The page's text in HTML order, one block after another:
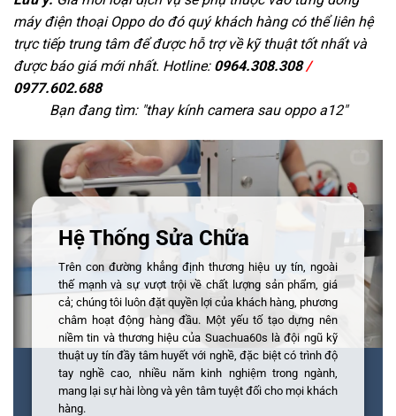
máy điện thoại Oppo do đó quý khách hàng có thể liên hệ
trực tiếp trung tâm để được hỗ trợ về kỹ thuật tốt nhất và
được báo giá mới nhất. Hotline: 0964.308.308/
0977.602.688
Bạn đang tìm: "thay kính camera sau oppo a12"
Hệ Thống Sửa Chữa
Trên con đường khẳng định thương hiệu uy tín, ngoài
thế mạnh và sự vượt trội về chất lượng sản phẩm, giá
cả; chúng tôi luôn đặt quyền lợi của khách hàng, phương
châm hoạt động hàng đầu. Một yếu tố tạo dựng nên
niềm tin và thương hiệu của Suachua60s là đội ngũ kỹ
thuật uy tín đầy tâm huyết với nghề, đặc biệt có trình độ
tay nghề cao, nhiều năm kinh nghiệm trong ngành,
mang lại sự hài lòng và yên tâm tuyệt đối cho mọi khách
hàng.